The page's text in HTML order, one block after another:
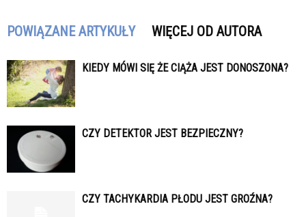
POWIĄZANE ARTYKUŁY WIĘCEJ OD AUTORA
KIEDY MÓWI SIĘ ŻE CIĄŻA JEST DONOSZONA?
CZY DETEKTOR JEST BEZPIECZNY?
CZY TACHYKARDIA PŁODU JEST GROŹNA?